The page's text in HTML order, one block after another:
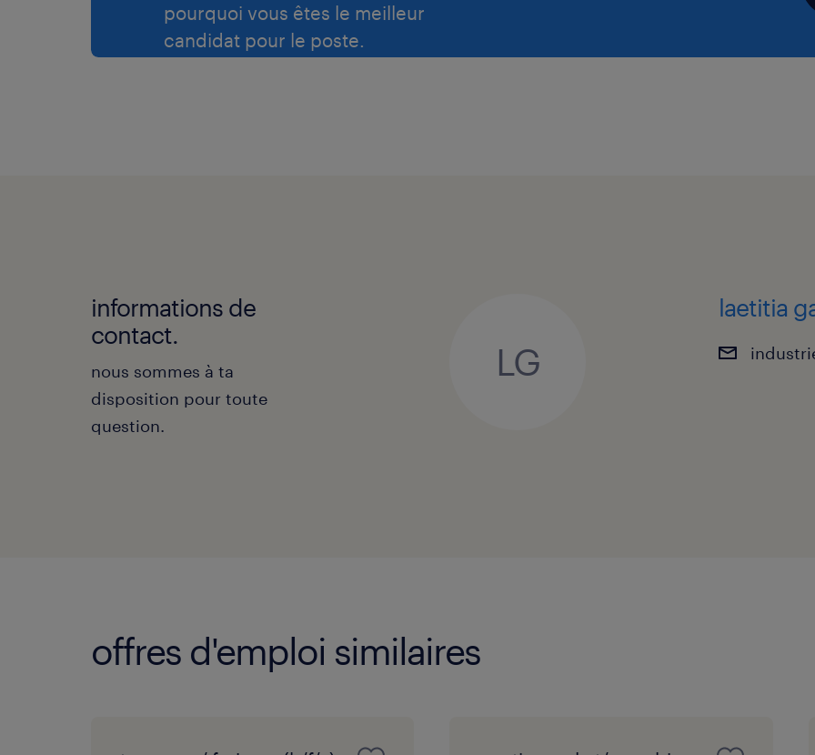
pourquoi vous êtes le meilleur
candidat pour le poste.
informations de
contact.
nous sommes à ta
disposition pour toute
question.
LG
laetitia
offres d'emploi similaires